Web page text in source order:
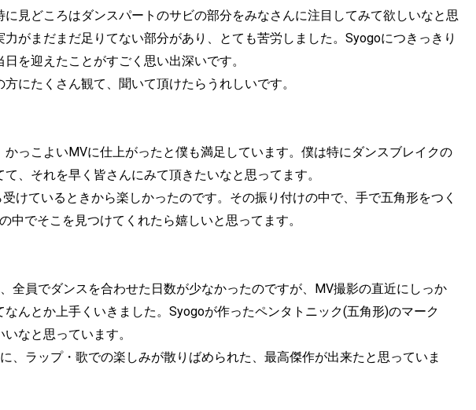
見どころはダンスパートのサビの部分をみなさんに注目してみて欲しいなと思
がまだまだ足りてない部分があり、とても苦労しました。Syogoにつきっきり
を迎えたことがすごく思い出深いです。
にたくさん観て、聞いて頂けたらうれしいです。
っこよいMVに仕上がったと僕も満足しています。僕は特にダンスブレイクの
、それを早く皆さんにみて頂きたいなと思ってます。
けているときから楽しかったのです。その振り付けの中で、手で五角形をつく
中でそこを見つけてくれたら嬉しいと思ってます。
全員でダンスを合わせた日数が少なかったのですが、MV撮影の直近にしっか
んとか上手くいきました。Syogoが作ったペンタトニック(五角形)のマーク
なと思っています。
、ラップ・歌での楽しみが散りばめられた、最高傑作が出来たと思っていま